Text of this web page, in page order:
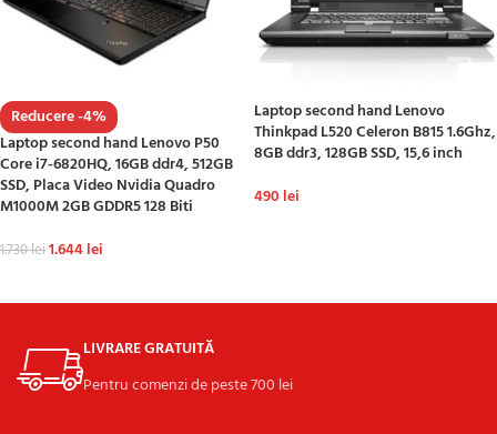
Reducere -4%
Laptop second hand Lenovo P50
Core i7-6820HQ, 16GB ddr4, 512GB
SSD, Placa Video Nvidia Quadro
M1000M 2GB GDDR5 128 Biti
1.730lei1.644lei
Laptop second hand Lenovo
Thinkpad L520 Celeron B815 1.6Ghz,
8GB ddr3, 128GB SSD, 15,6 inch
490 lei
LIVRARE GRATUITĂ
Pentru comenzi de peste 700 lei